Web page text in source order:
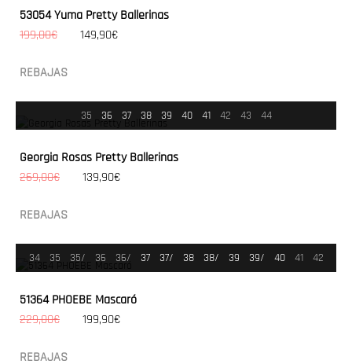
53054 Yuma Pretty Ballerinas
199,00€
149,90€
REBAJAS
35 36 37 38 39 40 41 42 43 44
Georgia Rosas Pretty Ballerinas
269,00€
139,90€
REBAJAS
34 35 35/ 36 36/ 37 37/ 38 38/ 39 39/ 40 41 42
51364 PHOEBE Mascaró
229,00€
199,90€
REBAJAS